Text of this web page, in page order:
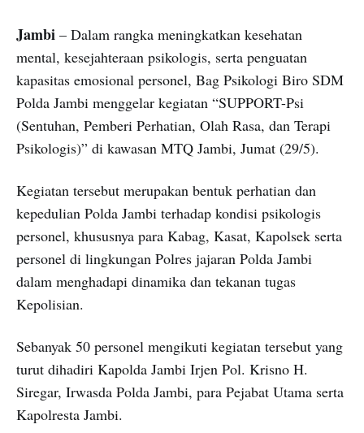
Jambi – Dalam rangka meningkatkan kesehatan
mental, kesejahteraan psikologis, serta penguatan
kapasitas emosional personel, Bag Psikologi Biro SDM
Polda Jambi menggelar kegiatan “SUPPORT-Psi
(Sentuhan, Pemberi Perhatian, Olah Rasa, dan Terapi
Psikologis)” di kawasan MTQ Jambi, Jumat (29/5).
Kegiatan tersebut merupakan bentuk perhatian dan
kepedulian Polda Jambi terhadap kondisi psikologis
personel, khususnya para Kabag, Kasat, Kapolsek serta
personel di lingkungan Polres jajaran Polda Jambi
dalam menghadapi dinamika dan tekanan tugas
Kepolisian.
Sebanyak 50 personel mengikuti kegiatan tersebut yang
turut dihadiri Kapolda Jambi Irjen Pol. Krisno H.
Siregar, Irwasda Polda Jambi, para Pejabat Utama serta
Kapolresta Jambi.